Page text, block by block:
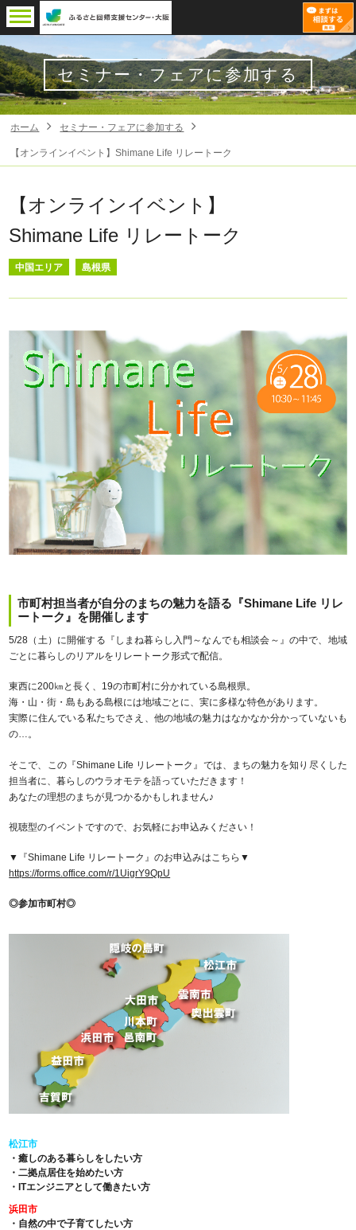
セミナー・フェアに参加する
ホーム セミナー・フェアに参加する
【オンラインイベント】Shimane Life リレートーク
【オンラインイベント】
Shimane Life リレートーク
中国エリア 島根県
市町村担当者が自分のまちの魅力を語る『Shimane Life リレ
ートーク』を開催します
5/28（土）に開催する『しまね暮らし入門～なんでも相談会～』の中で、地域
ごとに暮らしのリアルをリレートーク形式で配信。
東西に200㎞と長く、19の市町村に分かれている島根県。
海・山・街・島もある島根には地域ごとに、実に多様な特色があります。
実際に住んでいる私たちでさえ、他の地域の魅力はなかなか分かっていないも
の…。
そこで、この『Shimane Life リレートーク』では、まちの魅力を知り尽くした
担当者に、暮らしのウラオモテを語っていただきます！
あなたの理想のまちが見つかるかもしれません♪
視聴型のイベントですので、お気軽にお申込みください！
▼『Shimane Life リレートーク』のお申込みはこちら▼
https://forms.office.com/r/1UigrY9QpU
◎参加市町村◎
松江市
・癒しのある暮らしをしたい方
・二拠点居住を始めたい方
・ITエンジニアとして働きたい方
浜田市
・自然の中で子育てしたい方